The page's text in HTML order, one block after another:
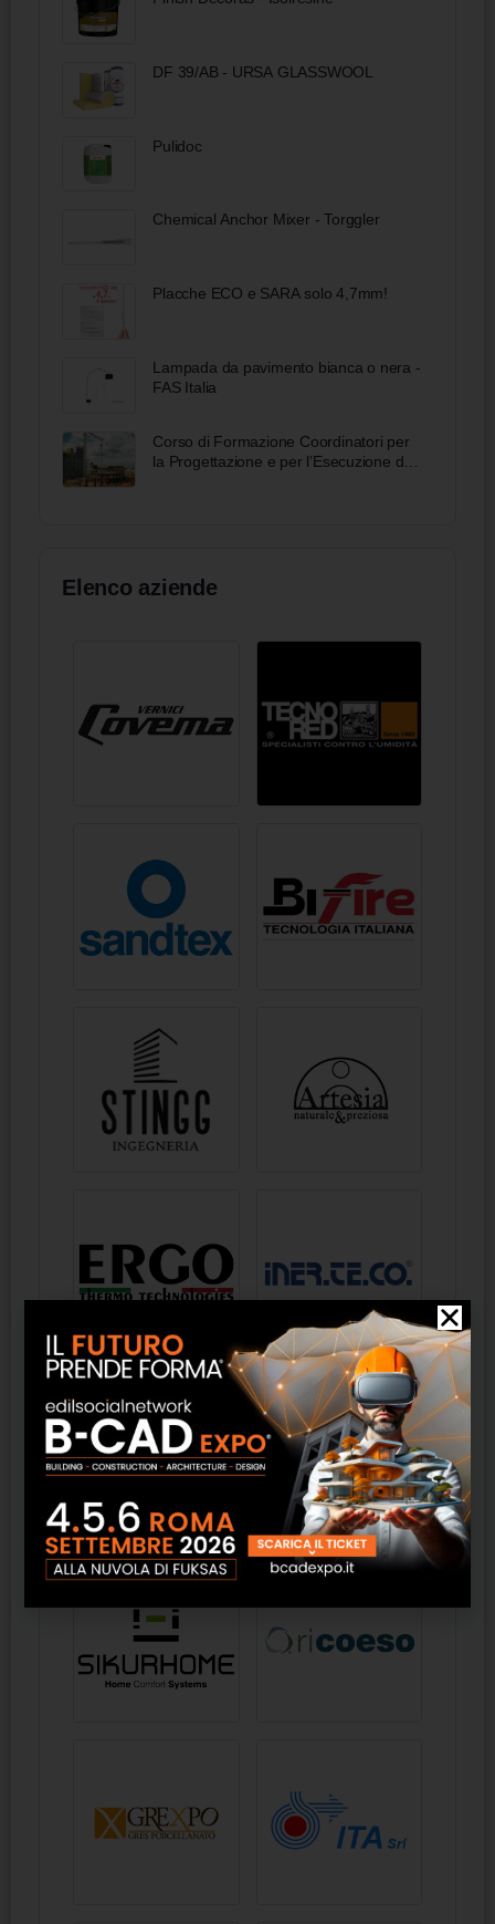
DF 39/AB - URSA GLASSWOOL
Pulidoc
Chemical Anchor Mixer - Torggler
Placche ECO e SARA solo 4,7mm!
Lampada da pavimento bianca o nera -
FAS Italia
Corso di Formazione Coordinatori per
la Progettazione e per l’Esecuzione dei
Elenco aziende